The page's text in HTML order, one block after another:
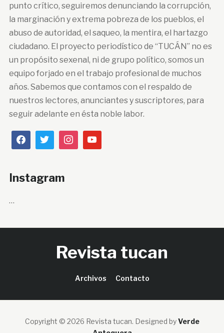
punto crítico, seguiremos denunciando la corrupción,
la marginación y extrema pobreza de los pueblos, el
abuso de autoridad, el saqueo, la mentira, el hartazgo
ciudadano. El proyecto periodístico de “TUCÁN” no es
un propósito sexenal, ni de grupo político, somos un
equipo forjado en el trabajo profesional de muchos
años. Sabemos que contamos con el respaldo de
nuestros lectores, anunciantes y suscriptores, para
seguir adelante en ésta noble labor.
Instagram
…
Revista tucan
Archivos Contacto
Copyright © 2026 Revista tucan. Designed byVerde